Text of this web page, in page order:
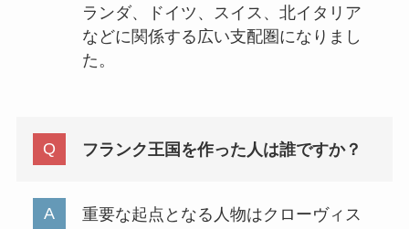
ランダ、ドイツ、スイス、北イタリア
などに関係する広い支配圏になりまし
た。
フランク王国を作った人は誰ですか？
重要な起点となる人物はクローヴィス